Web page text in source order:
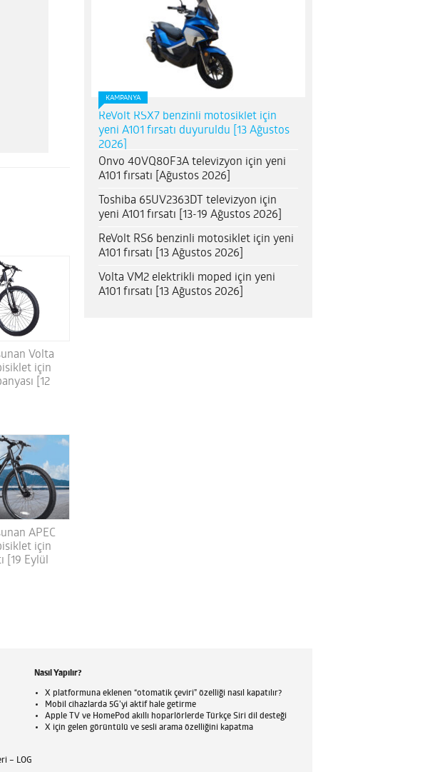
Volta
için
[12
APEC
için
[19 Eylül
KAMPANYA
ReVolt RSX7 benzinli motosiklet için
yeni A101 fırsatı duyuruldu [13 Ağustos
2026]
Onvo 40VQ80F3A televizyon için yeni
A101 fırsatı [Ağustos 2026]
Toshiba 65UV2363DT televizyon için
yeni A101 fırsatı [13-19 Ağustos 2026]
ReVolt RS6 benzinli motosiklet için yeni
A101 fırsatı [13 Ağustos 2026]
Volta VM2 elektrikli moped için yeni
A101 fırsatı [13 Ağustos 2026]
Nasıl Yapılır?
X platformuna eklenen “otomatik çeviri” özelliği nasıl kapatılır?
Mobil cihazlarda 5G’yi aktif hale getirme
Apple TV ve HomePod akıllı hoparlörlerde Türkçe Siri dil desteği
X için gelen görüntülü ve sesli arama özelliğini kapatma
– LOG